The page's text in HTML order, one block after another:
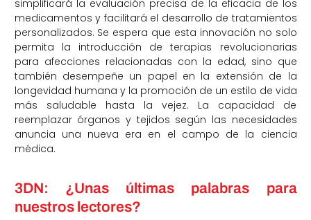
simplificará la evaluación precisa de la eficacia de los
medicamentos y facilitará el desarrollo de tratamientos
personalizados. Se espera que esta innovación no solo
permita la introducción de terapias revolucionarias
para afecciones relacionadas con la edad, sino que
también desempeñe un papel en la extensión de la
longevidad humana y la promoción de un estilo de vida
más saludable hasta la vejez. La capacidad de
reemplazar órganos y tejidos según las necesidades
anuncia una nueva era en el campo de la ciencia
médica.
3DN: ¿Unas últimas palabras para
nuestros lectores?